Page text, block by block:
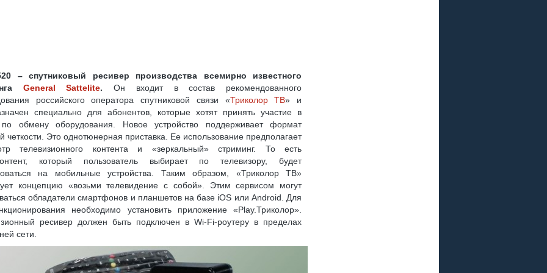
W7 (36.0° В. Д.)
ИЗОБРАЖЕНИЕ
РЕСИВЕРОМ (СТАНДАРТ DVB-S/S2)
СПУТНИКОВЫЕ ПРОВАЙДЕРЫ ПОЧЕМУ У РЕСИВЕРОВ ДВА КОНВЕРТЕРНЫХ РАЗЪЕМА ?
CI+ ДЛЯ ПРОСМОТРА ТРИКОЛОР ТВ НА ТЕЛЕВИЗОРЕ С DVB-S2
ТВ КАК ПЕРЕВЕСТИ 3G(4G)-МОДЕМ В РЕЖИМ «ТОЛЬКО МОДЕМ»
ПИТАНИЯ USB-COM (RS-232) ПЕРЕХОДНИК: ДЕЛАЕМ САМОСТОЯТЕЛЬНО
ТРИКОЛОР ТВ НА РЕСИВЕРАХ GS E501/GS C591, GS U510, GS U210, GS B210, GS B211
«OTAU TV»
БЕЗОПАСНОСТИ ОБЛАДАТЕЛЕЙ ТЕЛЕВИЗОРОВ
8K ULTRA HD: ЧТО ЭТО
TOPFIELD
– спутниковый ресивер производства всемирно известного
General Sattelite. Он входит в состав рекомендованного
российского оператора спутниковой связи «Триколор ТВ» и
специально для абонентов, которые хотят принять участие в
обмену оборудования. Новое устройство поддерживает формат
четкости. Это однотюнерная приставка. Ее использование предполагает
телевизионного контента и «зеркальный» стриминг. То есть
который пользователь выбирает по телевизору, будет
на мобильные устройства. Таким образом, «Триколор ТВ»
концепцию «возьми телевидение с собой». Этим сервисом могут
обладатели смартфонов и планшетов на базе iOS или Android. Для
необходимо установить приложение «Play.Триколор».
ресивер должен быть подключен в Wi-Fi-роутеру в пределах
сети.